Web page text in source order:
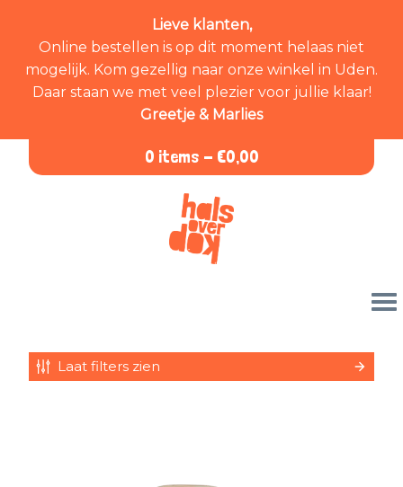
Lieve klanten,
Online bestellen is op dit moment helaas niet
mogelijk. Kom gezellig naar onze winkel in Uden.
Daar staan we met veel plezier voor jullie klaar!
Greetje & Marlies
0 items - €0,00
Laat filters zien